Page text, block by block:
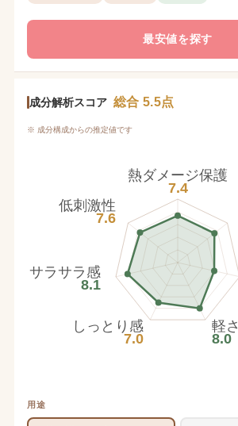
最安値を探す
成分解析スコア 総合 5.5点
※ 成分構成からの推定値です
熱ダメージ保護
7.4
軽さ
8.0
しっとり感
7.0
サラサラ感
8.1
低刺激性
7.6
用途